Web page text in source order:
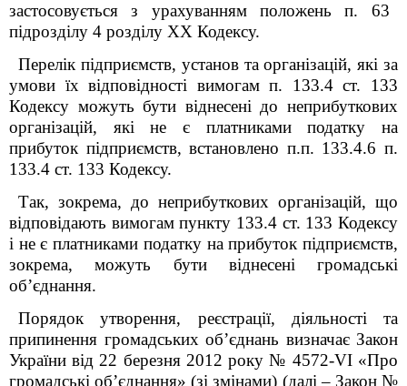
застосовується з урахуванням положень п. 63
підрозділу 4 розділу ХХ Кодексу.
Перелік підприємств, установ та організацій, які за
умови їх відповідності вимогам п. 133.4 ст. 133
Кодексу можуть бути віднесені до неприбуткових
організацій, які не є платниками податку на
прибуток підприємств, встановлено п.п. 133.4.6 п.
133.4 ст. 133 Кодексу.
Так, зокрема, до неприбуткових організацій, що
відповідають вимогам пункту 133.4 ст. 133 Кодексу
і не є платниками податку на прибуток підприємств,
зокрема, можуть бути віднесені громадські
об’єднання.
Порядок утворення, реєстрації, діяльності та
припинення громадських об’єднань визначає Закон
України від 22 березня 2012 року № 4572-VI «Про
громадські об’єднання» (зі змінами) (далі – Закон №